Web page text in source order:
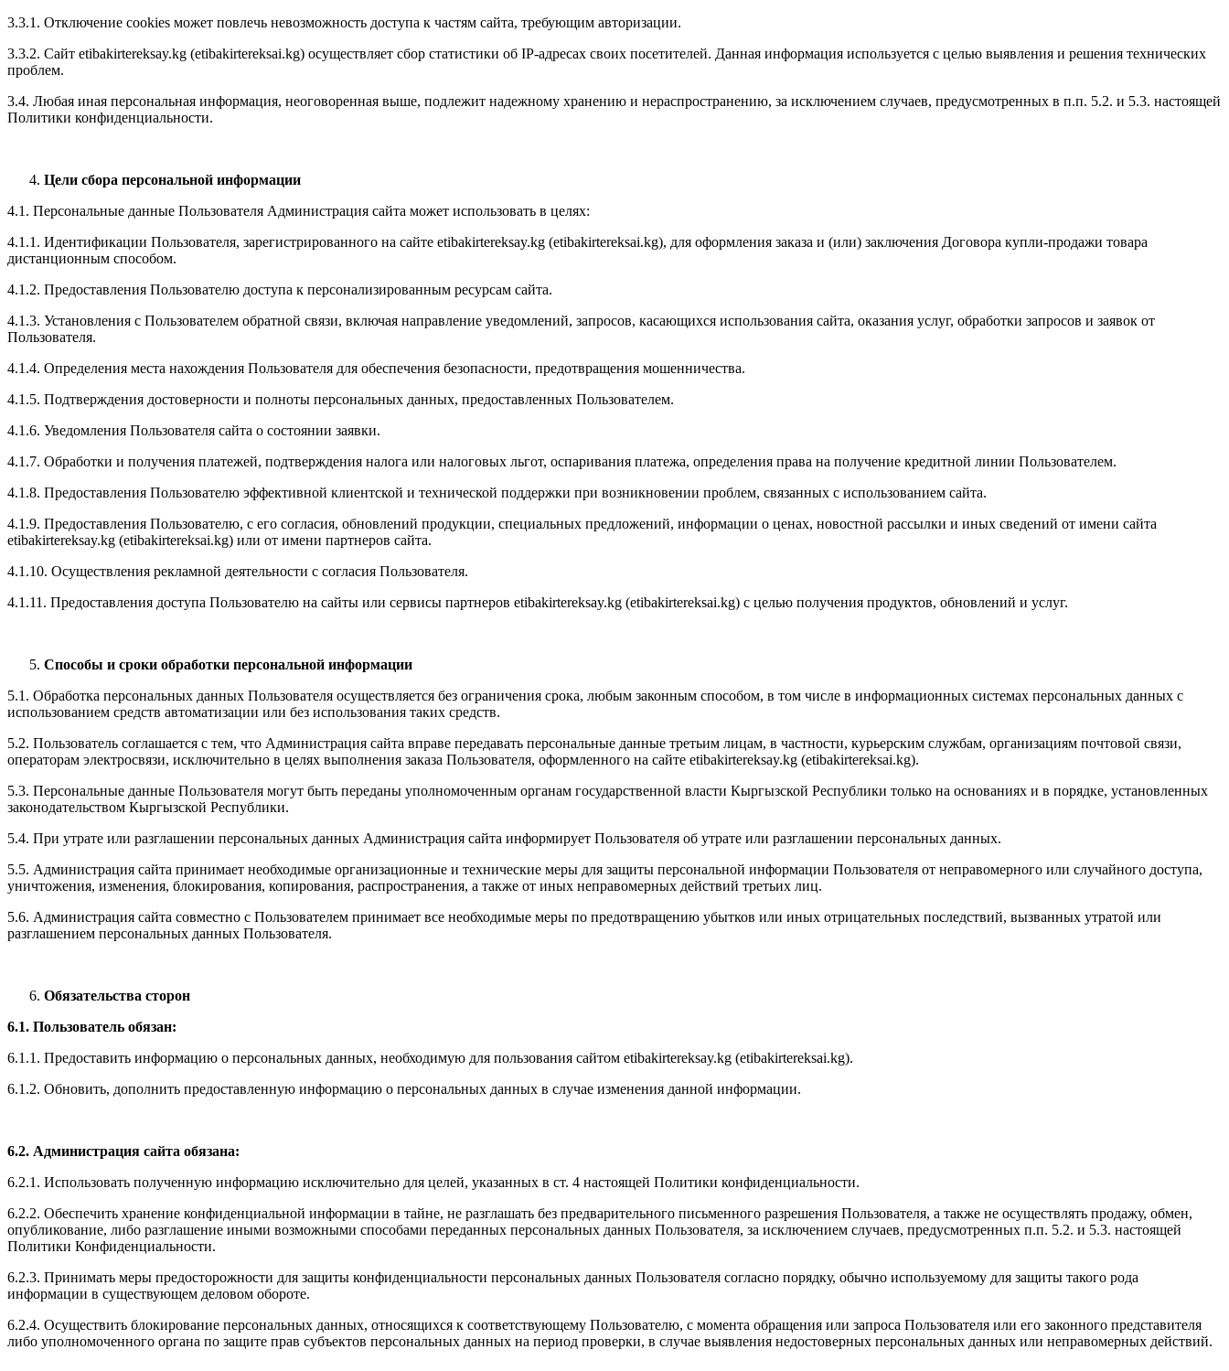
3.3.1. Отключение cookies может повлечь невозможность доступа к частям сайта, требующим авторизации.
3.3.2. Сайт etibakirtereksay.kg (etibakirtereksai.kg) осуществляет сбор статистики об IP-адресах своих посетителей. Данная информация используется с целью выявления и решения технических
проблем.
3.4. Любая иная персональная информация, неоговоренная выше, подлежит надежному хранению и нераспространению, за исключением случаев, предусмотренных в п.п. 5.2. и 5.3. настоящей
Политики конфиденциальности.
Цели сбора персональной информации
4.1. Персональные данные Пользователя Администрация сайта может использовать в целях:
4.1.1. Идентификации Пользователя, зарегистрированного на сайте etibakirtereksay.kg (etibakirtereksai.kg), для оформления заказа и (или) заключения Договора купли-продажи товара
дистанционным способом.
4.1.2. Предоставления Пользователю доступа к персонализированным ресурсам сайта.
4.1.3. Установления с Пользователем обратной связи, включая направление уведомлений, запросов, касающихся использования сайта, оказания услуг, обработки запросов и заявок от
Пользователя.
4.1.4. Определения места нахождения Пользователя для обеспечения безопасности, предотвращения мошенничества.
4.1.5. Подтверждения достоверности и полноты персональных данных, предоставленных Пользователем.
4.1.6. Уведомления Пользователя сайта о состоянии заявки.
4.1.7. Обработки и получения платежей, подтверждения налога или налоговых льгот, оспаривания платежа, определения права на получение кредитной линии Пользователем.
4.1.8. Предоставления Пользователю эффективной клиентской и технической поддержки при возникновении проблем, связанных с использованием сайта.
4.1.9. Предоставления Пользователю, с его согласия, обновлений продукции, специальных предложений, информации о ценах, новостной рассылки и иных сведений от имени сайта
etibakirtereksay.kg (etibakirtereksai.kg) или от имени партнеров сайта.
4.1.10. Осуществления рекламной деятельности с согласия Пользователя.
4.1.11. Предоставления доступа Пользователю на сайты или сервисы партнеров etibakirtereksay.kg (etibakirtereksai.kg) с целью получения продуктов, обновлений и услуг.
Способы и сроки обработки персональной информации
5.1. Обработка персональных данных Пользователя осуществляется без ограничения срока, любым законным способом, в том числе в информационных системах персональных данных с
использованием средств автоматизации или без использования таких средств.
5.2. Пользователь соглашается с тем, что Администрация сайта вправе передавать персональные данные третьим лицам, в частности, курьерским службам, организациям почтовой связи,
операторам электросвязи, исключительно в целях выполнения заказа Пользователя, оформленного на сайте etibakirtereksay.kg (etibakirtereksai.kg).
5.3. Персональные данные Пользователя могут быть переданы уполномоченным органам государственной власти Кыргызской Республики только на основаниях и в порядке, установленных
законодательством Кыргызской Республики.
5.4. При утрате или разглашении персональных данных Администрация сайта информирует Пользователя об утрате или разглашении персональных данных.
5.5. Администрация сайта принимает необходимые организационные и технические меры для защиты персональной информации Пользователя от неправомерного или случайного доступа,
уничтожения, изменения, блокирования, копирования, распространения, а также от иных неправомерных действий третьих лиц.
5.6. Администрация сайта совместно с Пользователем принимает все необходимые меры по предотвращению убытков или иных отрицательных последствий, вызванных утратой или
разглашением персональных данных Пользователя.
Обязательства сторон
6.1. Пользователь обязан:
6.1.1. Предоставить информацию о персональных данных, необходимую для пользования сайтом etibakirtereksay.kg (etibakirtereksai.kg).
6.1.2. Обновить, дополнить предоставленную информацию о персональных данных в случае изменения данной информации.
6.2. Администрация сайта обязана:
6.2.1. Использовать полученную информацию исключительно для целей, указанных в ст. 4 настоящей Политики конфиденциальности.
6.2.2. Обеспечить хранение конфиденциальной информации в тайне, не разглашать без предварительного письменного разрешения Пользователя, а также не осуществлять продажу, обмен,
опубликование, либо разглашение иными возможными способами переданных персональных данных Пользователя, за исключением случаев, предусмотренных п.п. 5.2. и 5.3. настоящей
Политики Конфиденциальности.
6.2.3. Принимать меры предосторожности для защиты конфиденциальности персональных данных Пользователя согласно порядку, обычно используемому для защиты такого рода
информации в существующем деловом обороте.
6.2.4. Осуществить блокирование персональных данных, относящихся к соответствующему Пользователю, с момента обращения или запроса Пользователя или его законного представителя
либо уполномоченного органа по защите прав субъектов персональных данных на период проверки, в случае выявления недостоверных персональных данных или неправомерных действий.